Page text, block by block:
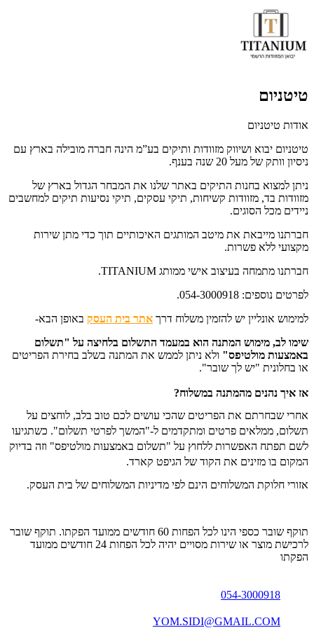
טיטניום
אודות טיטניום
טיטניום יבוא ושיווק מזוודות ותיקים בע”מ הינה חברה מובילה בארץ עם
ניסיון וותק של מעל 20 שנה בענף.
ניתן למצוא בחנות התיקים באתר שלנו את המבחר הגדול בארץ של
מזוודות בד, מזוודות קשיחות, תיקי עסקים, תיקי נסיעות תיקים למחשבים
ניידים מכל הסוגים.
חברתנו מייבאת את מיטב המותגים האיכותיים תוך כדי מתן שירות
מקצועי ללא פשרות.
חברתנו מתמחה בעיצוב אישי ממותג TITANIUM.
לפרטים נוספים: 054-3000918.
למימוש אונליין יש להזמין משלוח דרך אתר בית העסק באופן הבא-
שימו לב, מימוש המתנה הוא במעמד התשלום בלחיצה על "תשלום
באמצעות מולטיפס" ולא ניתן לממש את המתנה בשלב בחירת הפריטים
או בחלונית "יש לך שובר".
אז איך נהנים מהמתנה במשלוח?
אחרי שבחרתם את הפריטים שהכי עושים לכם טוב בלב, לוחצים על
תשלום, ממלאים פרטים ומתקדמים ל-"המשך לפרטי תשלום". כשתגיעו
לשם תפתח האפשרות ללחוץ על "תשלום באמצעות מולטיפס" וזה בדיוק
המקום בו מזינים את הקוד של הגיפט קארד.
אזורי חלוקת המשלוחים הינם לפי מדיניות המשלוחים של בית העסק.
תוקף שובר כספי הינו לכל הפחות 60 חודשים ממועד הפקתו. תוקף שובר
לרכישת מוצר או שירות מסויים יהיה לכל הפחות 24 חודשים ממועד
הפקתו
054-3000918
YOM.SIDI@GMAIL.COM